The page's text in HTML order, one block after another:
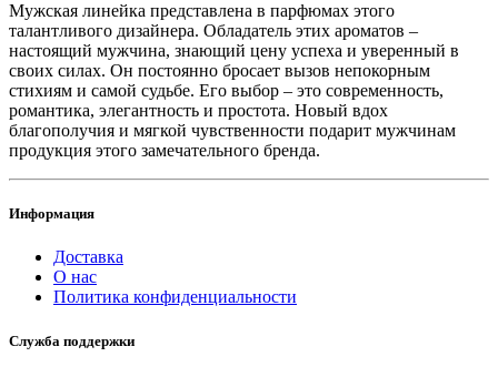
Мужская линейка представлена в парфюмах этого
талантливого дизайнера. Обладатель этих ароматов –
настоящий мужчина, знающий цену успеха и уверенный в
своих силах. Он постоянно бросает вызов непокорным
стихиям и самой судьбе. Его выбор – это современность,
романтика, элегантность и простота. Новый вдох
благополучия и мягкой чувственности подарит мужчинам
продукция этого замечательного бренда.
Информация
Доставка
О нас
Политика конфиденциальности
Служба поддержки